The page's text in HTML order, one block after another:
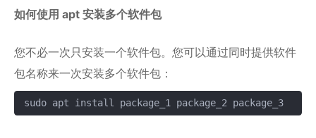
如何使用 apt 安装多个软件包
您不必一次只安装一个软件包。您可以通过同时提供软件
包名称来一次安装多个软件包：
sudo apt install package_1 package_2 package_3
复制